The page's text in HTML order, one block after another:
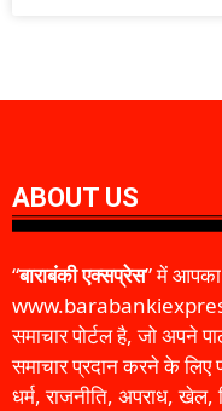
ABOUT US
“बाराबंकी एक्सप्रेस” में आपका
समाचार पोर्टल है, जो अपने
समाचार प्रदान करने के लिए
धर्म, राजनीति, अपराध, खेल,